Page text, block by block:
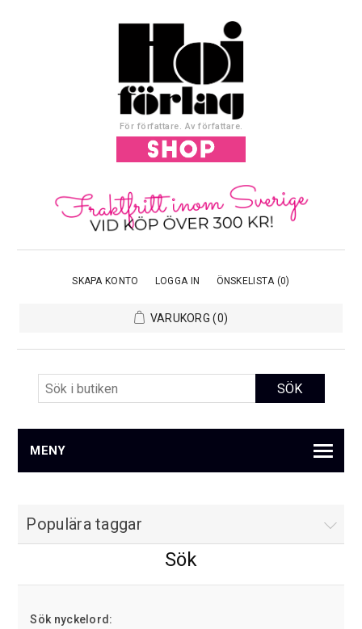
För författare. Av författare.
SKAPA KONTO LOGGA IN ÖNSKELISTA (0)
VARUKORG (0)
MENY
Populära taggar
Sök
Sök nyckelord: